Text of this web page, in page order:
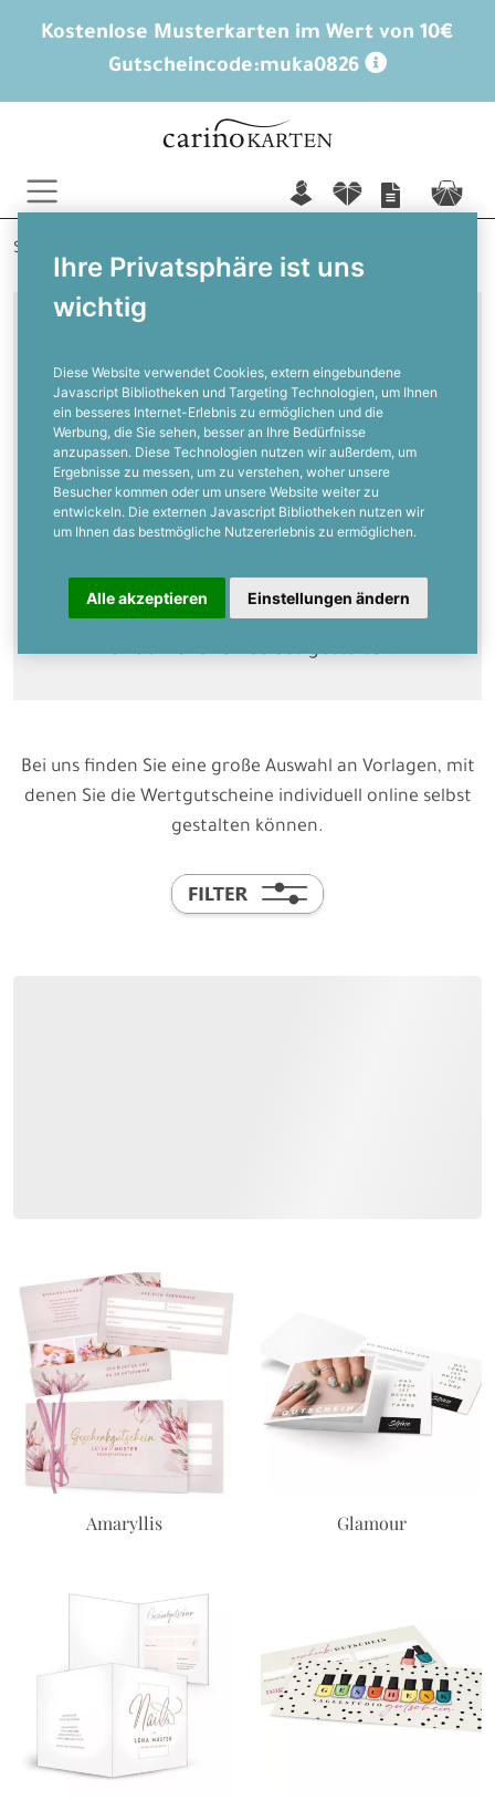
Kostenlose Musterkarten im Wert von 10€
Gutscheincode:muka0826
Ihre Privatsphäre ist uns
wichtig
Diese Website verwendet Cookies, extern eingebundene
Javascript Bibliotheken und Targeting Technologien, um Ihnen
ein besseres Internet-Erlebnis zu ermöglichen und die
Werbung, die Sie sehen, besser an Ihre Bedürfnisse
anzupassen. Diese Technologien nutzen wir außerdem, um
Ergebnisse zu messen, um zu verstehen, woher unsere
Besucher kommen oder um unsere Website weiter zu
entwickeln. Die externen Javascript Bibliotheken nutzen wir
um Ihnen das bestmögliche Nutzererlebnis zu ermöglichen.
Alle akzeptieren Einstellungen ändern
n f c
Startseite
Nägel
Geschenkgutscheine für
Nagelstudios
Bieten Sie Ihren Kunden hochwertige und
Nagelstudio an. Mit unseren Online
Vorlagen können Sie diese im
Handumdrehen selbst gestalten.
Bei uns finden Sie eine große Auswahl an Vorlagen, mit
denen Sie die Wertgutscheine individuell online selbst
gestalten können.
Amaryllis Glamour